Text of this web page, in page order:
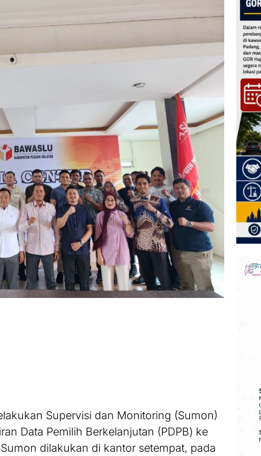
Supervisi dan Monitoring (Sumon)
Data Pemilih Berkelanjutan (PDPB) ke
dilakukan di kantor setempat, pada